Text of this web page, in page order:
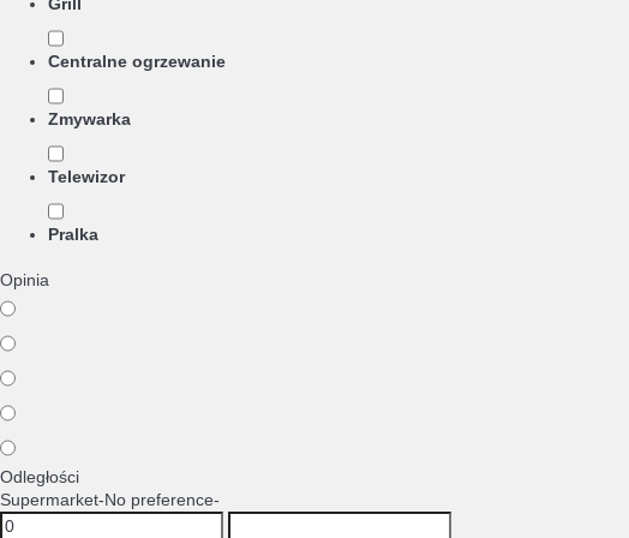
Centralne ogrzewanie
Zmywarka
Telewizor
Pralka
Opinia
Odległości
Supermarket-No preference-